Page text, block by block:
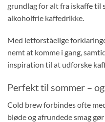
grundlag for alt fra iskaffe til
alkoholfrie kaffedrikke.
Med letforståelige
nemt at komme i gang,
inspiration til at udforske
Perfekt til sommer –
Cold brew forbindes ofte
bløde og afrundede smag